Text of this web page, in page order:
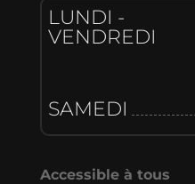
LUNDI -
VENDREDI
SAMEDI
Accessible à tous